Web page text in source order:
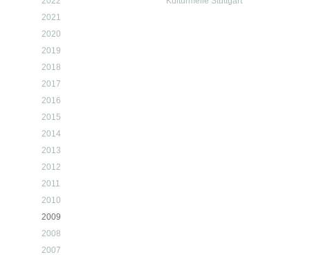
2021
2020
2019
2018
2017
2016
2015
2014
2013
2012
2011
2010
2009
2008
2007